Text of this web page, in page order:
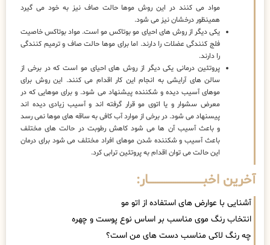
مواد می کنند در این روش موها حالت صاف نیز به خود می گیرد
همینظور درخشان نیز می شود.
یکی دیگر از روش های احیای مو بوتاکس مو است. مواد بوتاکس خاصیت
فلج کنندگی عضلات را دارند. اما برای موها حالت صاف و ترمیم کنندگی
را دارند.
پروتئین درمانی یکی دیگر از روش های احیای مو است که در برخی از
سالن های آرایشی به انجام این کار اقدام می کنند. این روش برای
موهای آسیب دیده و شکننده پیشنهاد می شود. و برای موهایی که در
معرض سشوار و یا اتوی مو قرار گرفته اند و آسیب زیادی دیده اند
پیسنهاد می شود. در برخی از موارد آب کافی به ساقه های موها نمی رسد
و باعث آسیب آن ها می شود کاهش رطوبت در حالت های مختلف
باعث آسیب و شکننده شدن موهای افراد مختلف می شود برای درمان
این حالت می توان اقدام به پروتئین ترابی کرد.
آخرین اخبــــــــــــــــــــــــــــــار:
آشنایی با عوارض های استفاده از اتو مو
انتخاب رنگ موی مناسب بر اساس نوع پوست و چهره
چه رنگ لاکی مناسب دست های من است؟